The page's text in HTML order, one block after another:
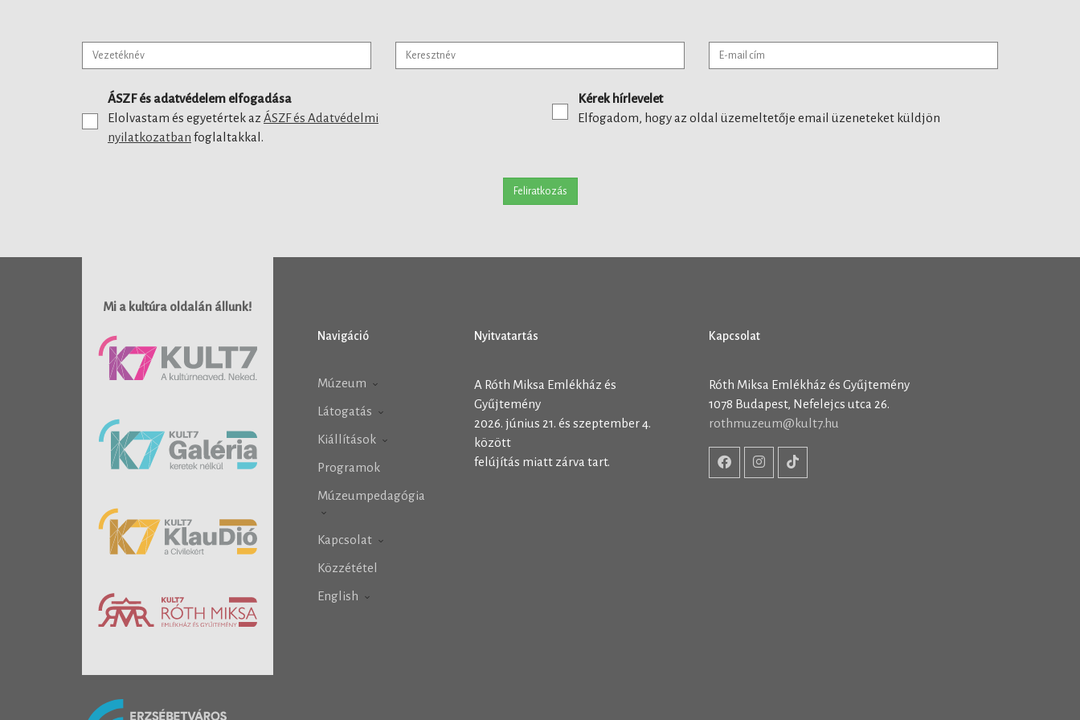
ÁSZF és adatvédelem elfogadása
Elolvastam és egyetértek az ÁSZF és Adatvédelmi
nyilatkozatban foglaltakkal.
Kérek hírlevelet
Elfogadom, hogy az oldal üzemeltetője email üzeneteket küldjön
Feliratkozás
Mi a kultúra oldalán állunk!
Navigáció
Múzeum
Látogatás
Kiállítások
Programok
Múzeumpedagógia
Kapcsolat
Közzététel
English
Nyitvatartás
A Róth Miksa Emlékház és
Gyűjtemény
2026. június 21. és szeptember 4.
között
felújítás miatt zárva tart.
Kapcsolat
Róth Miksa Emlékház és Gyűjtemény
1078 Budapest, Nefelejcs utca 26.
rothmuzeum@kult7.hu